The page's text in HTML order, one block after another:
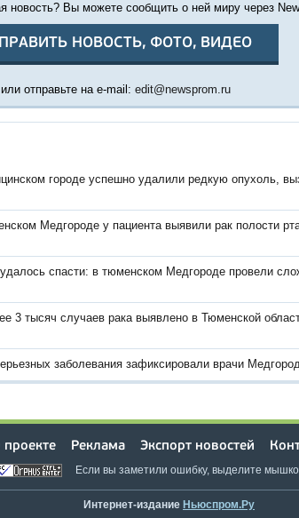
новость? Вы можете сообщить о ней миру через
НОВОСТЬ, ФОТО, ВИДЕО
или отправьте на e-mail: edit@newsprom.ru
городе успешно удалили редкую опухоль,
Медгороде у пациента выявили рак полости
спасти: в тюменском Медгороде провели
3 тысяч случаев рака выявлено в Тюменской
заболевания зафиксировали врачи
проекте Реклама Экспорт новостей
Если вы заметили ошибку, выделите
Интернет-издание Ньюспром.Ру